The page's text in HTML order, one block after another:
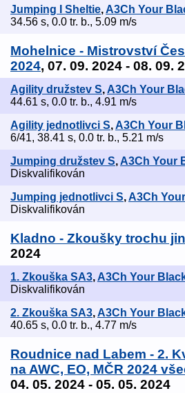
Jumping I Sheltie,A3Ch Your
34.56 s, 0.0 tr. b., 5.09 m/s
Mohelnice - Mistrovství
2024, 07. 09. 2024 - 08. 09.
Agility družstev S, A3Ch Your
44.61 s, 0.0 tr. b., 4.91 m/s
Agility jednotlivci S,A3Ch Your
6/41, 38.41 s, 0.0 tr. b., 5.21 m/s
Jumping družstev S, A3Ch Your
Diskvalifikován
Jumping jednotlivci S,A3Ch
Diskvalifikován
Kladno - Zkoušky trochu
2024
1. Zkouška SA3, A3Ch Your
Diskvalifikován
2. Zkouška SA3,A3Ch Your
40.65 s, 0.0 tr. b., 4.77 m/s
Roudnice nad Labem - 2.
na AWC, EO, MČR 2024
04. 05. 2024 - 05. 05. 2024